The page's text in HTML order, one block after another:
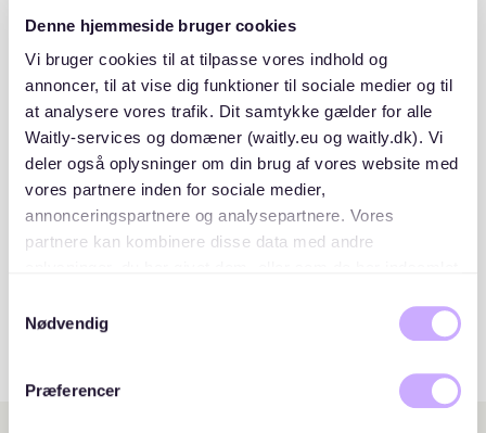
Denne hjemmeside bruger cookies
Vi bruger cookies til at tilpasse vores indhold og
annoncer, til at vise dig funktioner til sociale medier og til
at analysere vores trafik. Dit samtykke gælder for alle
Waitly-services og domæner (waitly.eu og waitly.dk). Vi
deler også oplysninger om din brug af vores website med
vores partnere inden for sociale medier,
annonceringspartnere og analysepartnere. Vores
partnere kan kombinere disse data med andre
cookies, hvis du fortsætter med at anvende vores
Nødvendig
Præferencer
Änderungen der Datenschutzhinweise
Verarbeitete personenbezogene Daten
Zweck und Rechtsgrundlage der
Datenverarbeitung
Übermittlung personenbezogener Daten an
Dritte; Rechtfertigungsgrundlage